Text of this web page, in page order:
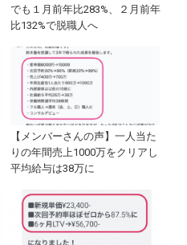
でも１月前年比283%、２月前年
比132%で脱職人へ
【メンバーさんの声】一人当た
りの年間売上1000万をクリアし
平均給与は38万に